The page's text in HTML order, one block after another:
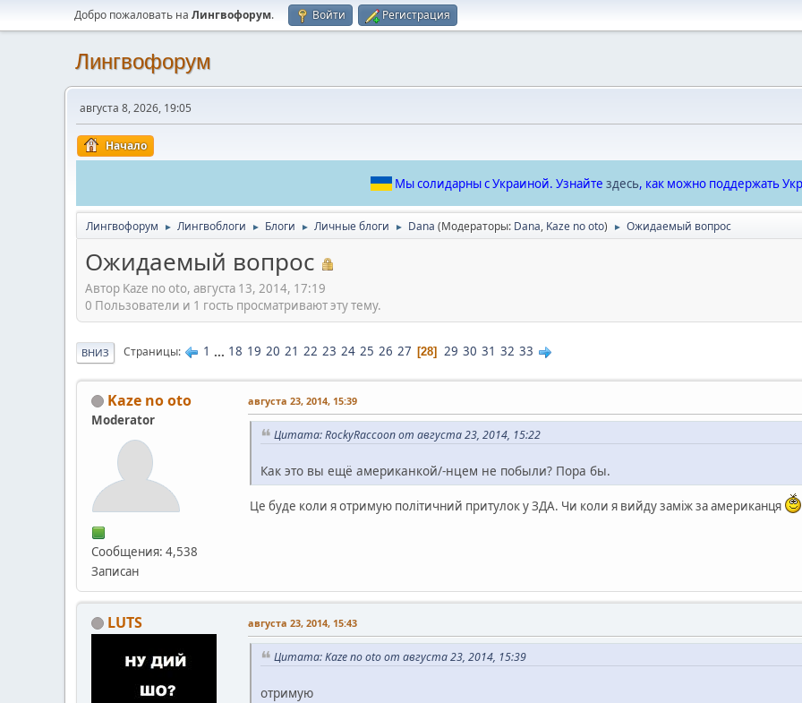
Добро пожаловать на Лингвофорум. Войти Регистрация
Лингвофорум
августа 8, 2026, 19:05
Начало
Мы солидарны с Украиной. Узнайте здесь, как можно поддержать
Лингвофорум ► Лингвоблоги ► Блоги ► Личные блоги ► Dana (Модераторы: Dana, Kaze no oto) ► Ожидаемый вопрос
Ожидаемый вопрос
Автор Kaze no oto, августа 13, 2014, 17:19
0 Пользователи и 1 гость просматривают эту тему.
ВНИЗ Страницы 1 ... 18 19 20 21 22 23 24 25 26 27 28 29 30 31 32 33
Kaze no oto
Moderator
Сообщения: 4,538
Записан
августа 23, 2014, 15:39
Цитата: RockyRaccoon от августа 23, 2014, 15:22
Как это вы ещё американкой/-нцем не побыли? Пора бы.
Це буде коли я отримую політичний притулок у ЗДА. Чи коли я вийду заміж за американця
LUTS августа 23, 2014, 15:43
Цитата: Kaze no oto от августа 23, 2014, 15:39
отримую